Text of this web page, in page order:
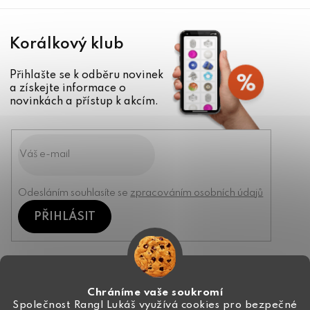
Chráníme vaše soukromí
Společnost Rangl Lukáš využívá cookies pro bezpečné
Korálkový klub
Přihlašte se k odběru novinek
a získejte informace o
novinkách a přístup k akcím.
Odesláním souhlasíte se zpracováním osobních údajů
PŘIHLÁSIT